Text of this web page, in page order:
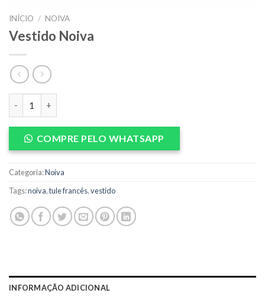
INÍCIO / NOIVA
Vestido Noiva
COMPRE PELO WHATSAPP
Categoria:Noiva
Tags:noiva,tule francês,vestido
INFORMAÇÃO ADICIONAL